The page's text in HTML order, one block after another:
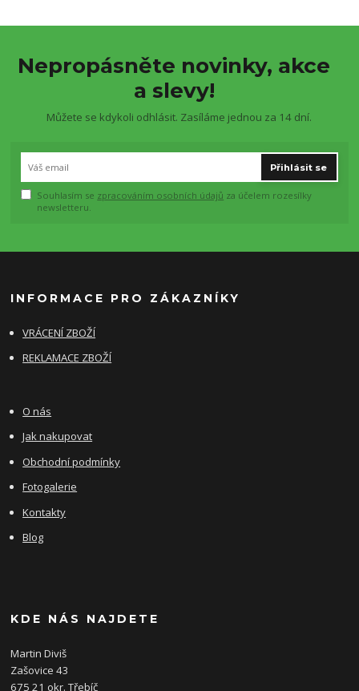
Nepropásněte novinky, akce
a slevy!
Můžete se kdykoli odhlásit. Zasíláme jednou za 14 dní.
Přihlásit se
Souhlasím se zpracováním osobních údajů za účelem rozesílky
newsletteru.
INFORMACE PRO ZÁKAZNÍKY
VRÁCENÍ ZBOŽÍ
REKLAMACE ZBOŽÍ
O nás
Jak nakupovat
Obchodní podmínky
Fotogalerie
Kontakty
Blog
KDE NÁS NAJDETE
Martin Diviš
Zašovice 43
675 21 okr. Třebíč